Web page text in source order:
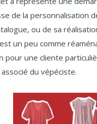
de la personnalisation
ou de sa
un peu comme
pour une cliente
du vépéciste.